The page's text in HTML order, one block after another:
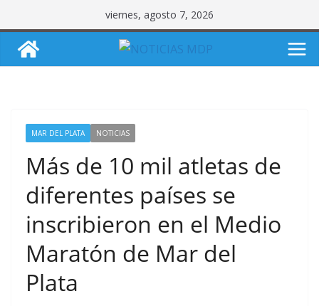
al
contenido
viernes, agosto 7, 2026
MAR DEL PLATA NOTICIAS
Más de 10 mil atletas de
diferentes países se
inscribieron en el Medio
Maratón de Mar del
Plata